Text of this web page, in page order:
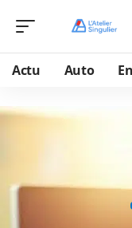
Actu Auto